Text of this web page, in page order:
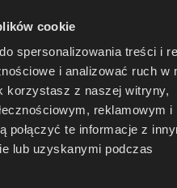
cookie
spersonalizowania treści i
i analizować ruch w
korzystasz z naszej witryny,
reklamowym i
połączyć te informacje z
lub uzyskanymi podczas